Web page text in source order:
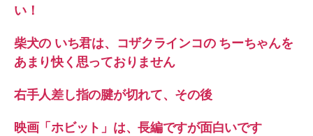
い！
柴犬の いち君は、コザクラインコの ちーちゃんを
あまり快く思っておりません
右手人差し指の腱が切れて、その後
映画「ホビット」は、長編ですが面白いです